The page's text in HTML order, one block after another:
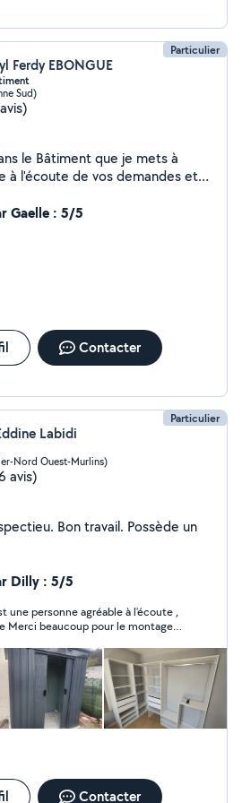
Particulier
Ferdy EBONGUE
Sud)
le Bâtiment que je mets à
à l'écoute de vos demandes et
ma priorité.
Gaelle : 5/5
Contacter
Particulier
Labidi
Nord Ouest-Murlins)
avis)
Bon travail. Possède un
Dilly : 5/5
une personne agréable à l’écoute ,
Contacter